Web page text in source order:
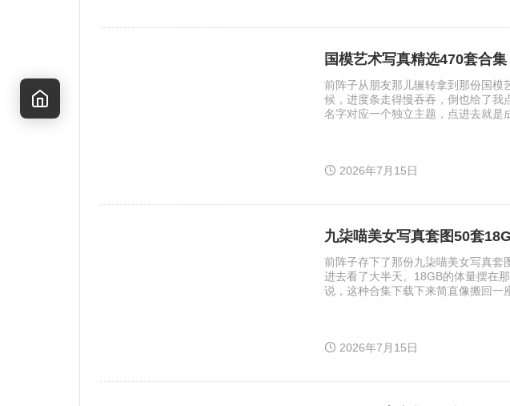
国模艺术写真精选470套合
前阵子从朋友那儿辗转拿到那份国
候，进度条走得慢吞吞，倒也给了我
名字对应一个独立主题，点进去就是
更在意情绪留白，模特没看镜头，
景细节的拿捏，在合集里几乎成了标
2026年7月15日
九柒喵美女写真套图50套
前阵子存下了那份九柒喵美女写真套
进去看了大半天。18GB的体量摆在
说，这种合集下载下来简直像搬回一
意的松弛感一下就抓住了人。这套
反而让人觉得博主气质里自带一种
2026年7月15日